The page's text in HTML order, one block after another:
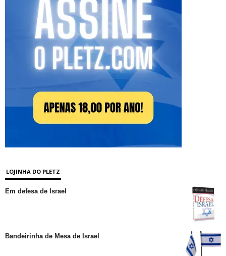
LOJINHA DO PLETZ
Em defesa de Israel
Bandeirinha de Mesa de Israel